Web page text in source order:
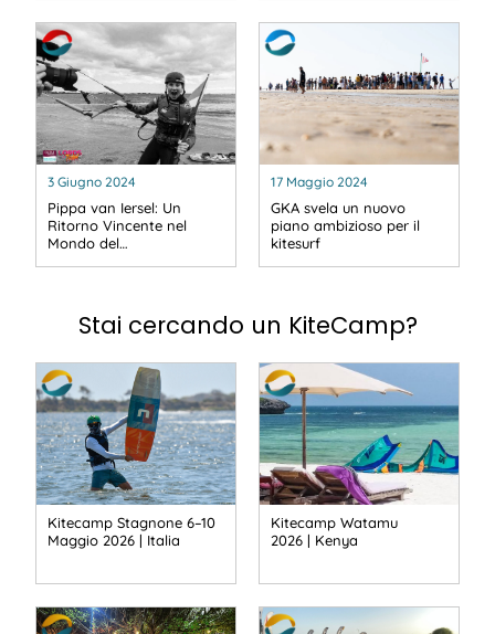
3 Giugno 2024
Pippa van Iersel: Un
Ritorno Vincente nel
Mondo del…
17 Maggio 2024
GKA svela un nuovo
piano ambizioso per il
kitesurf
Stai cercando un KiteCamp?
Kitecamp Stagnone 6–10
Maggio 2026 | Italia
Kitecamp Watamu
2026 | Kenya